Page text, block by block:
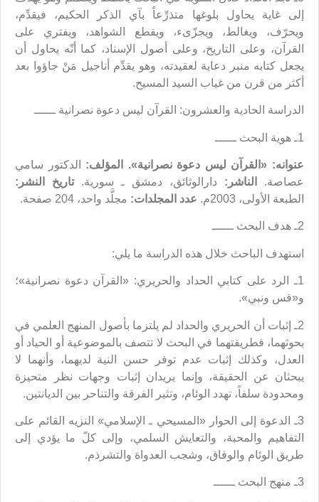
إلى غاية يحاول بلوغها متذرِّعاً بآي الذكر الحكيم، فيقدِّم،
ويحرّف، ويغالط، ويجزّىء، ويقطع الشواهد، ويفتري على
القرآن، وعلى التاريخ، وعلى أصول الإسناد، كما أنّه يحاول أن
يجعل كتابه منبر دعاية لعقيدته، وهو يقدِّم أناجيل مَنْ جاؤوا بعد
أكثر من قرن من غياب السيد المسيح.
الدراسة الحادية والعشرون: القرآن ليس دعوة نصرانية ــــــ
1ـ هوية البحث ــــــ
عنوانه: «القرآن ليس دعوة نصرانية». المؤلف: الدكتور سامي
عصاصة.
الناشر: دارالوثائق، دمشق ـ سورية.تاريخ النشر:
الطبعة الأولى، 2003م.
عدد المجلدات: مجلَّد واحد، 204 صفحة.
2ـ هدف البحث ــــــ
استهدف الباحث خلال هذه الدراسة ما يلي:
1ـ الرد على كتابي الحداد والحريري: «القرآن دعوة نصرانية»؛
و«قس ونبي».
2ـ إثبات أن الحريري والحداد لم يلتزما بأصول المنهج العلمي في
بحوثهما، فطريقتهما في البحث لا تتصف بالموضوعية أو الحياد أو
العدل، وكذلك إثبات عدم توفر حسن النية لديهما، وأنهما لا
يبحثان عن الحقيقة، وإنما يريدان إثبات وجهات نظر متحيزة
ومحدودة سلفاً، تهدد الوئام، وتثير الفرقة والتناحر بين الديانتين.
3ـ الدعوة إلى الحوار «المسيحي ـ الإسلامي» النزيه القائم على
التفاهيم والمحبة، والتعايش السلمي، وإلى كلّ ما يؤدي إلى
طريق الوئام والوفاق، وشجب العدواة والتشرذم.
3ـ منهج البحث ــــــ